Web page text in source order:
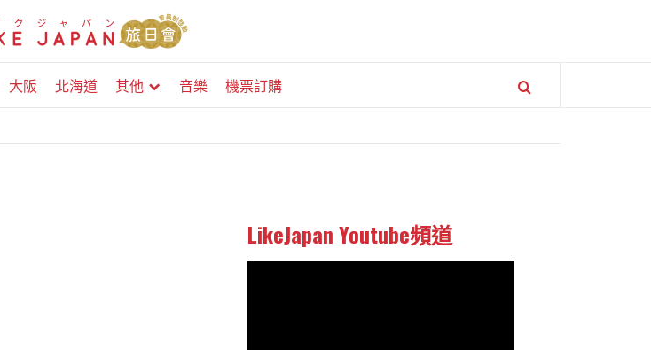
大阪 北海道 其他 音樂 機票訂購
LikeJapan Youtube頻道